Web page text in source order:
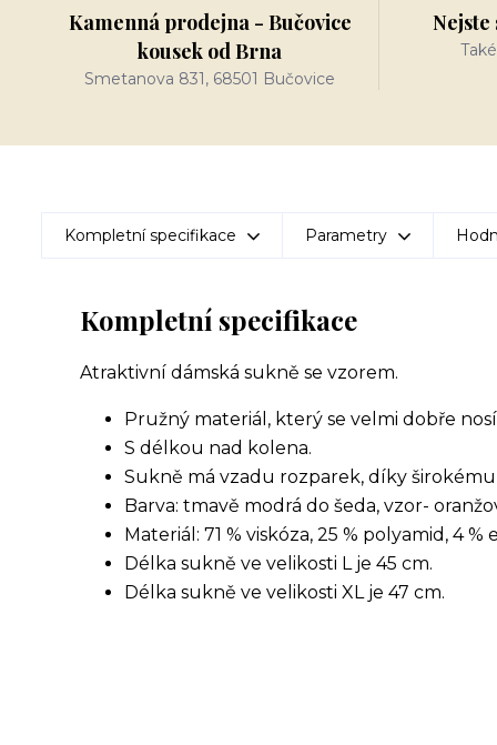
Kamenná prodejna - Bučovice
kousek od Brna
Smetanova 831, 68501 Bučovice
Kompletní specifikace Parametry
Kompletní specifikace
Atraktivní dámská sukně se vzorem.
Pružný materiál, který se velmi dobře
S délkou nad kolena.
Sukně má vzadu rozparek, díky
Barva: tmavě modrá do šeda, vzor-
Materiál: 71 % viskóza, 25 % polyamid, 4 %
Délka sukně ve velikosti L je 45 cm.
Délka sukně ve velikosti XL je 47 cm.